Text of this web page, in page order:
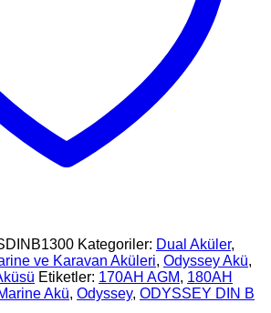
Kategoriler: Dual Aküler,
ve Karavan Aküleri, Odyssey Akü,
Etiketler: 170AH AGM, 180AH
Akü, Odyssey, ODYSSEY DIN B